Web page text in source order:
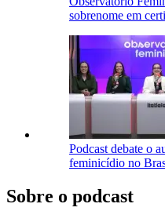
sobrenome em
Podcast debate o
feminicídio no
Sobre o podcast